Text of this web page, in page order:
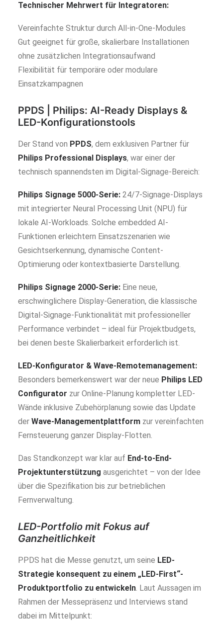
Technischer Mehrwert für Integratoren:
Vereinfachte Struktur durch All-in-One-Modules
Gut geeignet für große, skalierbare Installationen
ohne zusätzlichen Integrationsaufwand
Flexibilität für temporäre oder modulare
Einsatzkampagnen
PPDS | Philips: AI-Ready Displays &
LED-Konfigurationstools
Der Stand von PPDS, dem exklusiven Partner für
Philips Professional Displays, war einer der
technisch spannendsten im Digital-Signage-Bereich:
Philips Signage 5000-Serie: 24/7-Signage-Displays
mit integrierter Neural Processing Unit (NPU) für
lokale AI-Workloads. Solche embedded AI-
Funktionen erleichtern Einsatzszenarien wie
Gesichtserkennung, dynamische Content-
Optimierung oder kontextbasierte Darstellung.
Philips Signage 2000-Serie: Eine neue,
erschwinglichere Display-Generation, die klassische
Digital-Signage-Funktionalität mit professioneller
Performance verbindet – ideal für Projektbudgets,
bei denen beste Skalierbarkeit erforderlich ist.
LED-Konfigurator & Wave-Remotemanagement:
Besonders bemerkenswert war der neue Philips LED
Configurator zur Online-Planung kompletter LED-
Wände inklusive Zubehörplanung sowie das Update
der Wave-Managementplattform zur vereinfachten
Fernsteuerung ganzer Display-Flotten.
Das Standkonzept war klar auf End-to-End-
Projektunterstützung ausgerichtet – von der Idee
über die Spezifikation bis zur betrieblichen
Fernverwaltung.
LED-Portfolio mit Fokus auf
Ganzheitlichkeit
PPDS hat die Messe genutzt, um seine LED-
Strategie konsequent zu einem „LED-First“-
Produktportfolio zu entwickeln. Laut Aussagen im
Rahmen der Messepräsenz und Interviews stand
dabei im Mittelpunkt: